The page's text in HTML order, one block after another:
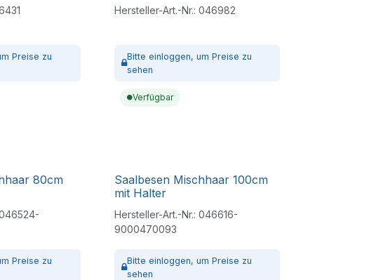
Preise zu
Hersteller-Art.-Nr.: 046982
Bitte einloggen, um Preise zu
sehen
Verfügbar
80cm
Preise zu
Saalbesen Mischhaar 100cm
mit Halter
Hersteller-Art.-Nr.: 046616-
9000470093
Bitte einloggen, um Preise zu
sehen